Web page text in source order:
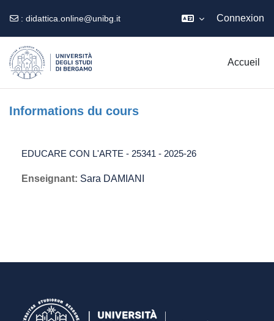
: didattica.online@unibg.it Connexion
Accueil
Informations du cours
EDUCARE CON L'ARTE - 25341 - 2025-26
Enseignant: Sara DAMIANI